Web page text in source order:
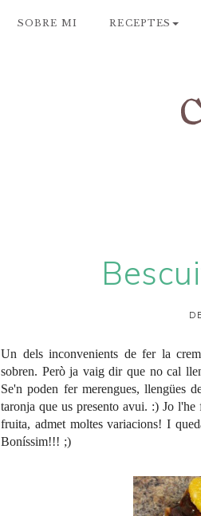
SOBRE MI RECEPTES
Un dels inconvenients de fer la
sobren. Però ja vaig dir que no cal
Se'n poden fer merengues,llengües
taronja que us presento avui. :) Jo
fruita, admet moltes variacions! I
Boníssim!!! ;)